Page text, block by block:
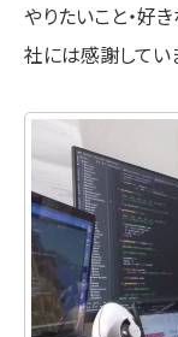
やりたいこと・好
社には感謝してい